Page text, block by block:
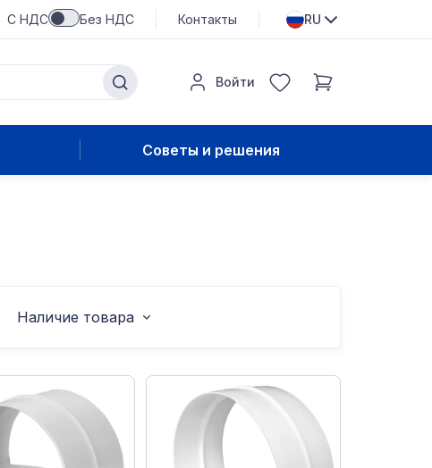
С НДС Без НДС Контакты RU
Войти
Советы и решения
Наличие товара